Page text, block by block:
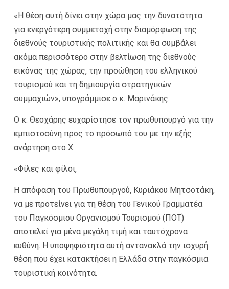
«Η θέση αυτή δίνει στην χώρα μας την δυνατότητα
για ενεργότερη συμμετοχή στην διαμόρφωση της
διεθνούς τουριστικής πολιτικής και θα συμβάλει
ακόμα περισσότερο στην βελτίωση της διεθνούς
εικόνας της χώρας, την προώθηση του ελληνικού
τουρισμού και τη δημιουργία στρατηγικών
συμμαχιών», υπογράμμισε ο κ. Μαρινάκης.
Ο κ. Θεοχάρης ευχαρίστησε τον πρωθυπουργό για την
εμπιστοσύνη προς το πρόσωπό του με την εξής
ανάρτηση στο Χ:
«Φίλες και φίλοι,
Η απόφαση του Πρωθυπουργού, Κυριάκου Μητσοτάκη,
να με προτείνει για τη θέση του Γενικού Γραμματέα
του Παγκόσμιου Οργανισμού Τουρισμού (ΠΟΤ)
αποτελεί για μένα μεγάλη τιμή και ταυτόχρονα
ευθύνη. Η υποψηφιότητα αυτή αντανακλά την ισχυρή
θέση που έχει κατακτήσει η Ελλάδα στην παγκόσμια
τουριστική κοινότητα.